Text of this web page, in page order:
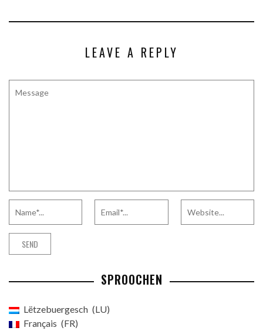
LEAVE A REPLY
SPROOCHEN
Lëtzebuergesch
LU
Français
FR